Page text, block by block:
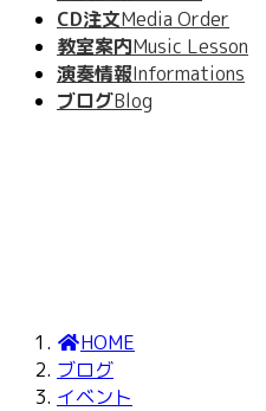
CD注文Media Order
教室案内Music Lesson
演奏情報Informations
ブログBlog
HOME
ブログ
イベント